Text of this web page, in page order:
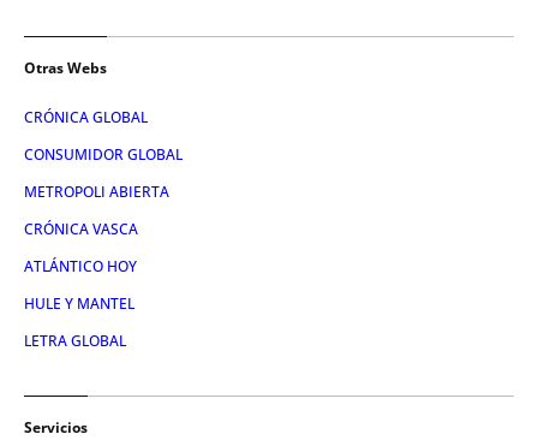
Otras Webs
CRÓNICA GLOBAL
CONSUMIDOR GLOBAL
METROPOLI ABIERTA
CRÓNICA VASCA
ATLÁNTICO HOY
HULE Y MANTEL
LETRA GLOBAL
Servicios